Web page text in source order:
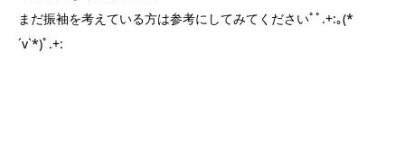
まだ振袖を考えている方は参考にしてみてくださいﾟﾟ.+:｡(*
´v`*)ﾟ.+: